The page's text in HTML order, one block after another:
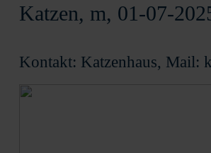
Katzen, m, 01-07-
Kontakt: Katzenhaus, Mail: